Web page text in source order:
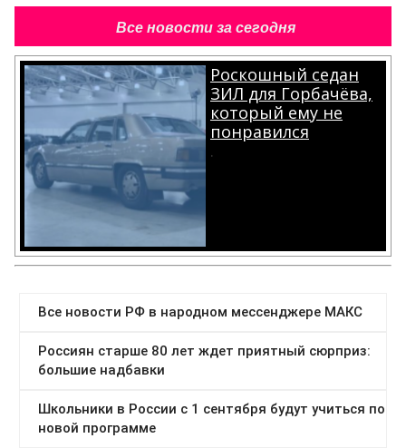
Все новости за сегодня
Роскошный седан
ЗИЛ для Горбачёва,
который ему не
понравился
.